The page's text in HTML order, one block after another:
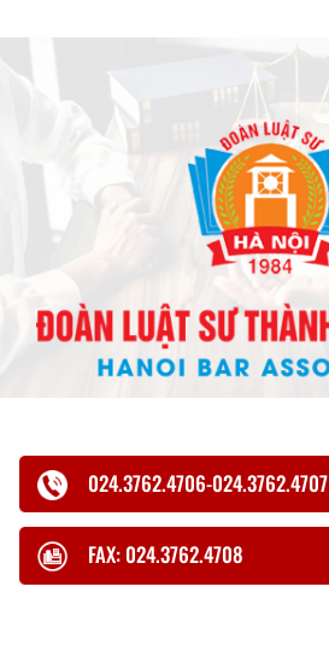
024.3762.4706-024.3762.4707
FAX: 024.3762.4708